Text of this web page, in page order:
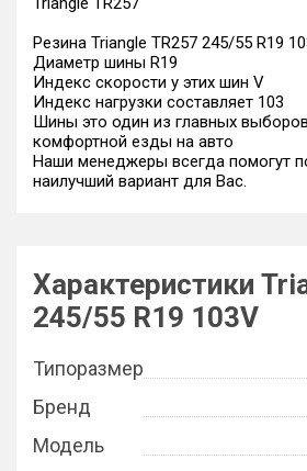
Резина Triangle TR257 245/55 R19
Диаметр шины R19
Индекс скорости у этих шин V
Индекс нагрузки составляет 103
Шины это один из главных
комфортной езды на авто
Наши менеджеры всегда помогут
наилучший вариант для Вас.
Характеристики
245/55 R19 103V
Типоразмер
Бренд
Модель